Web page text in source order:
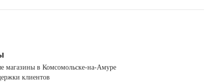
магазины в Комсомольске-на-Амуре
клиентов